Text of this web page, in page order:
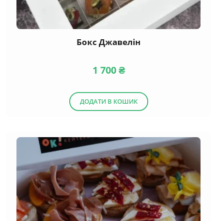
Бокс Джавелін
1 700₴
ДОДАТИ В КОШИК